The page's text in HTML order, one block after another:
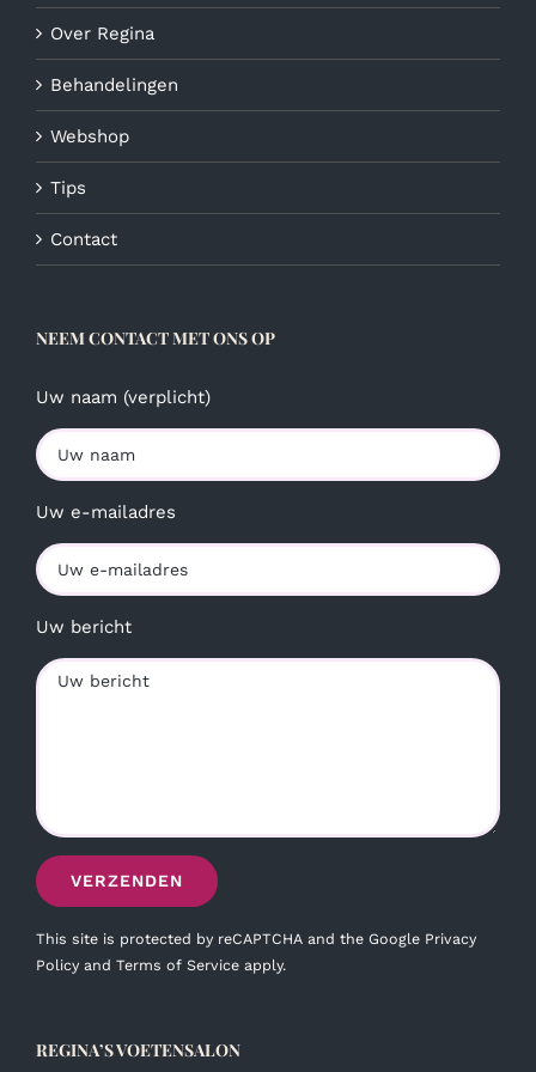
Over Regina
Behandelingen
Webshop
Tips
Contact
NEEM CONTACT MET ONS OP
Uw naam (verplicht)
Uw e-mailadres
Uw bericht
This site is protected by reCAPTCHA and the Google Privacy
Policy and Terms of Service apply.
REGINA’S VOETENSALON